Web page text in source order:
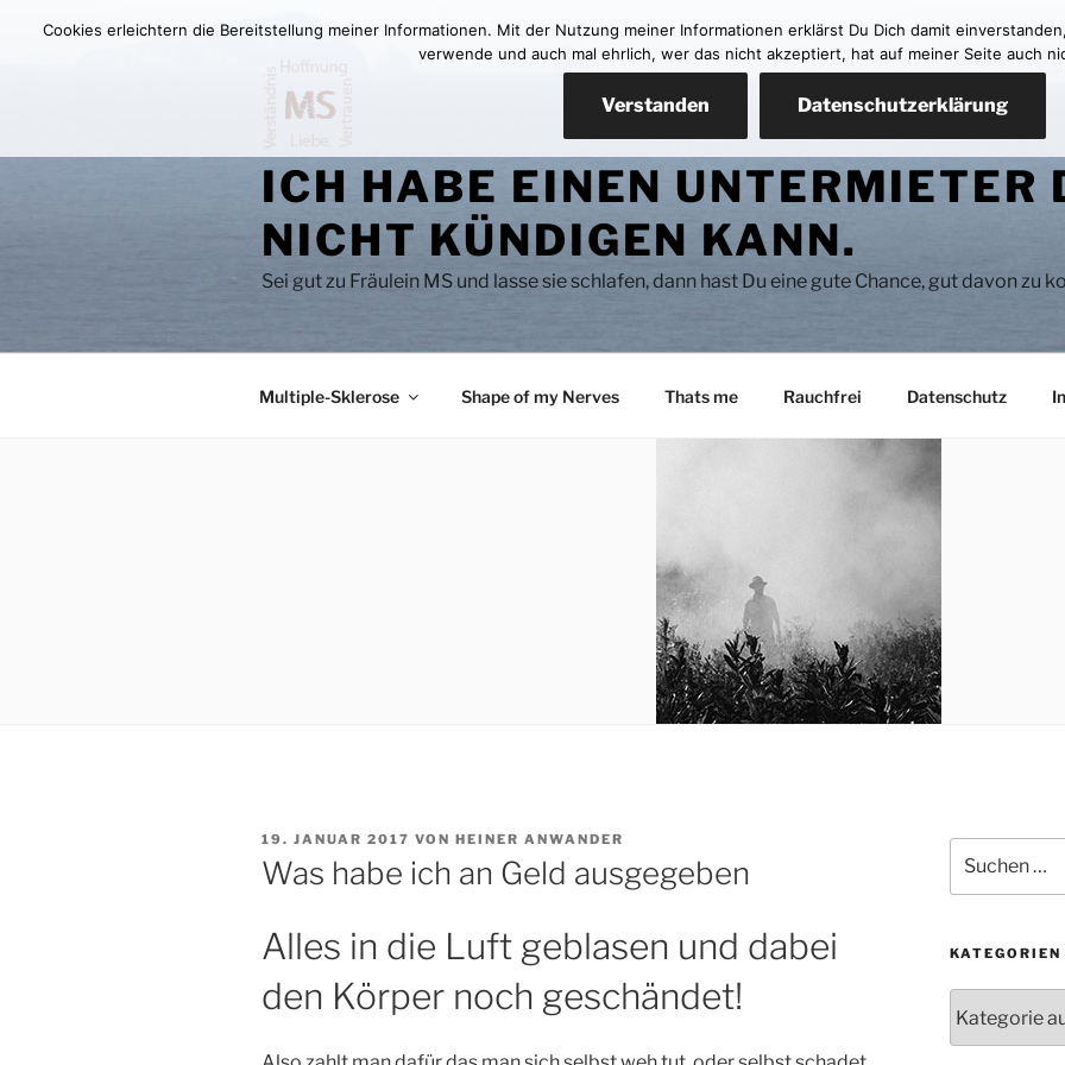
Inhalt
ICH HABE EINEN UNTERMIETER
NICHT KÜNDIGEN KANN.
Sei gut zu Fräulein MS und lasse sie schlafen, dann hast Du eine gute Chance, gut davon zu
Multiple-Sklerose Shape of my Nerves Thats me Rauchfrei Datenschutz
VERÖFFENTLICHT
AM
19. JANUAR 2017 VON HEINER ANWANDER
Was habe ich an Geld ausgegeben
Alles in die Luft geblasen und dabei
den Körper noch geschändet!
nach:
KATEGORIEN
Cookies erleichtern die Bereitstellung meiner Informationen. Mit der Nutzung meiner Informationen erklärst Du Dich damit
verwende und auch mal ehrlich, wer das nicht akzeptiert, hat auf meiner Seite auch
Verstanden Datenschutzerklärung